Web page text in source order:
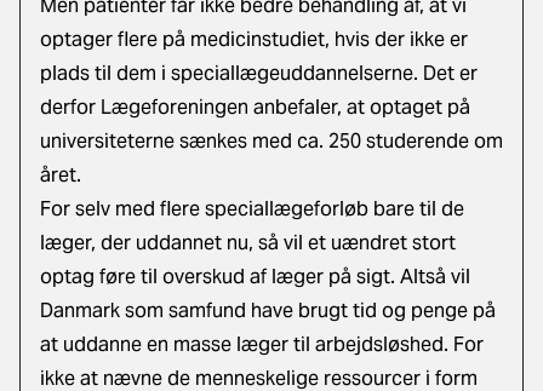
Men patienter får ikke bedre behandling af, at vi
optager flere på medicinstudiet, hvis der ikke er
plads til dem i speciallægeuddannelserne. Det er
derfor Lægeforeningen anbefaler, at optaget på
universiteterne sænkes med ca. 250 studerende om
året.
For selv med flere speciallægeforløb bare til de
læger, der uddannet nu, så vil et uændret stort
optag føre til overskud af læger på sigt. Altså vil
Danmark som samfund have brugt tid og penge på
at uddanne en masse læger til arbejdsløshed. For
ikke at nævne de menneskelige ressourcer i form